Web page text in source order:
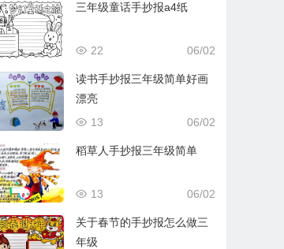
三年级童话手抄报a4纸
06/02
22
读书手抄报三年级简单好画
漂亮
06/02
13
稻草人手抄报三年级简单
06/02
13
关于春节的手抄报怎么做三
年级